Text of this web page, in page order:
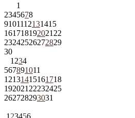
1
2345678
9101112131415
161718192021 22
23242526272829
30
1 234
567891011
12131415161718
192021 22232425
262728293031
1 23456